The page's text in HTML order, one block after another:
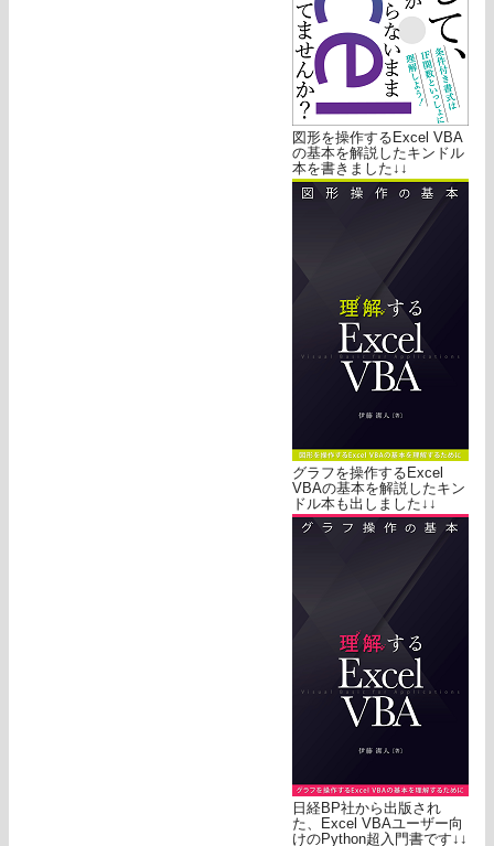
図形を操作するExcel VBA
の基本を解説したキンドル
本を書きました↓↓
グラフを操作するExcel
VBAの基本を解説したキン
ドル本も出しました↓↓
日経BP社から出版され
た、Excel VBAユーザー向
けのPython超入門書です↓↓